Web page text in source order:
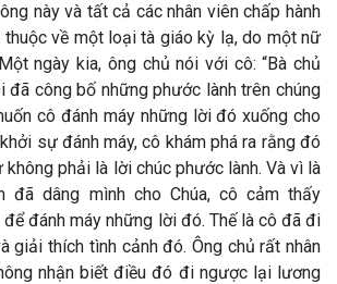
này và tất cả các nhân viên chấp hành
thuộc về một loại tà giáo kỳ lạ, do một nữ
ngày kia, ông chủ nói với cô: “Bà chủ
đã công bố những phước lành trên chúng
cô đánh máy những lời đó xuống cho
sự đánh máy, cô khám phá ra rằng đó
phải là lời chúc phước lành. Và vì là
đã dâng mình cho Chúa, cô cảm thấy
đánh máy những lời đó. Thế là cô đã đi
giải thích tình cảnh đó. Ông chủ rất nhân
nhận biết điều đó đi ngược lại lương